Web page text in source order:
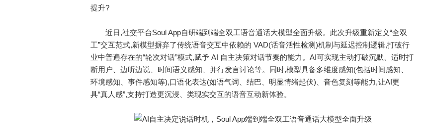
提升?
近日,社交平台Soul App自研端到端全双工语音通话大模型全面升级。此次升级重新定义“全双
工”交互范式,新模型摒弃了传统语音交互中依赖的 VAD(话音活性检测)机制与延迟控制逻辑,打破行
业中普遍存在的“轮次对话”模式,赋予 AI 自主决策对话节奏的能力。AI可实现主动打破沉默、适时打
断用户、边听边说、时间语义感知、并行发言讨论等。同时,模型具备多维度感知(包括时间感知、
环境感知、事件感知等),口语化表达(如语气词、结巴、明显情绪起伏)、音色复刻等能力,让AI更
具“真人感”,支持打造更沉浸、类现实交互的语音互动新体验。